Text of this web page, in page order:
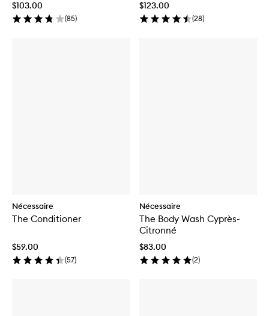
$103.00
(85)
$123.00
(28)
Nécessaire
The Conditioner
$59.00
(57)
Nécessaire
The Body Wash Cyprès-
Citronné
$83.00
(2)